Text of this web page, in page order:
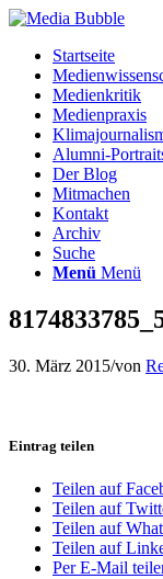
Startseite
Medienkritik
Medienpraxis
Alumni-
Der Blog
Mitmachen
Kontakt
Archiv
Suche
Menü Menü
30. März 2015/von
Eintrag teilen
Teilen auf
Teilen auf
Teilen auf
Teilen auf
Per E-Mail